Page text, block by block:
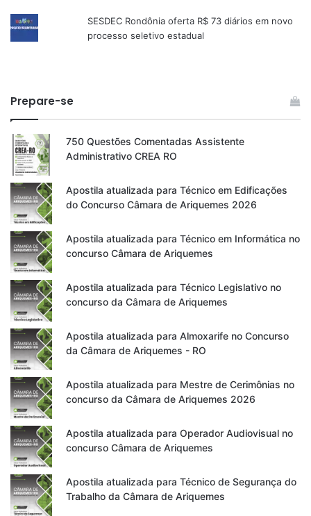
SESDEC Rondônia oferta R$ 73 diários em novo
processo seletivo estadual
Prepare-se
750 Questões Comentadas Assistente
Administrativo CREA RO
Apostila atualizada para Técnico em Edificações
do Concurso Câmara de Ariquemes 2026
Apostila atualizada para Técnico em Informática no
concurso Câmara de Ariquemes
Apostila atualizada para Técnico Legislativo no
concurso da Câmara de Ariquemes
Apostila atualizada para Almoxarife no Concurso
da Câmara de Ariquemes - RO
Apostila atualizada para Mestre de Cerimônias no
concurso da Câmara de Ariquemes 2026
Apostila atualizada para Operador Audiovisual no
concurso Câmara de Ariquemes
Apostila atualizada para Técnico de Segurança do
Trabalho da Câmara de Ariquemes